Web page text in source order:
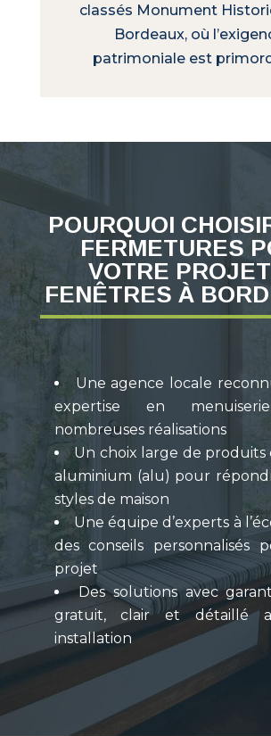
classés Monument
Bordeaux, où
patrimoniale est
POURQUOI
FERMETURES
VOTRE
FENÊTRES À
Une agence locale
expertise en
nombreuses réalisations
Un choix large de produits
aluminium (alu) pour
styles de maison
Une équipe d’experts à
des conseils personnalisés
projet
Des solutions avec
gratuit, clair et détaillé
installation